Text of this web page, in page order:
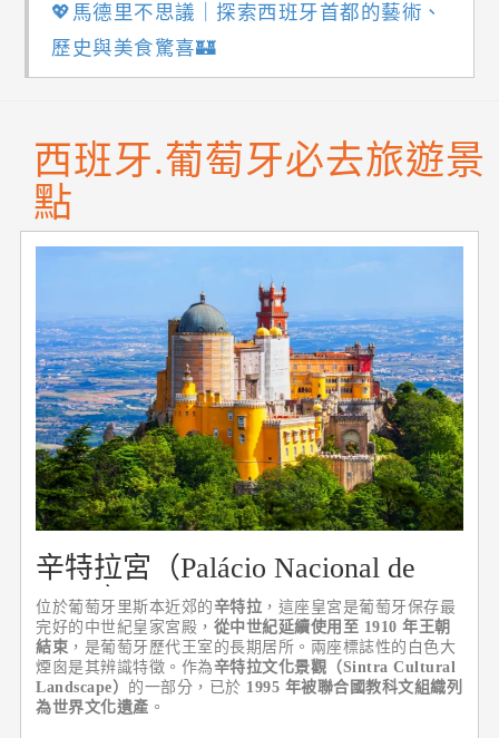
💖馬德里不思議｜探索西班牙首都的藝術、
歷史與美食驚喜🏰
西班牙.葡萄牙必去旅遊景
點
辛特拉宮（Palácio Nacional de
Sintra）
位於葡萄牙里斯本近郊的辛特拉 ，這座皇宮是葡萄牙保存最
完好的中世紀皇家宮殿， 從中世紀延續使用至 1910 年王朝
結束 ，是葡萄牙歷代王室的長期居所。兩座標誌性的白色大
煙囪是其辨識特徵。作為辛特拉文化景觀（Sintra Cultural
Landscape） 的一部分，已於 1995 年被聯合國教科文組織列
為世界文化遺產 。